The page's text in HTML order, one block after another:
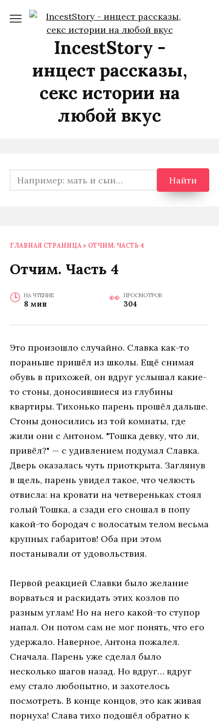
содержанию
IncestStory -
инцест рассказы,
секс истории на
любой вкус
Search
for:
Найти
ГЛАВНАЯ СТРАНИЦА » ОТЧИМ. ЧАСТЬ 4
Отчим. Часть 4
НА ЧТЕНИЕ
8 мин
ПРОСМОТРОВ
304
Это произошло случайно. Славка как-то
пораньше пришёл из школы. Ещё снимая
обувь в прихожей, он вдруг услышал какие-
то стоны, доносившиеся из глубины
квартиры. Тихонько парень прошёл дальше.
Стоны доносились из той комнаты, где
жили они с Антоном. "Тошка девку, что ли,
привёл?" — с удивлением подумал Славка.
Дверь оказалась чуть приоткрыта. Заглянув
в щель, парень увидел такое, что челюсть
отвисла: на кровати на четвереньках стоял
голый Тошка, а сзади его сношал в попу
какой-то бородач с волосатым телом весьма
крупных габаритов! Оба при этом
постанывали от удовольствия.
Первой реакцией Славки было желание
ворваться и раскидать этих козлов по
разным углам! Но на него какой-то ступор
напал. Он потом сам не мог понять, что его
удержало. Наверное, Антона пожалел.
Сначала. Парень уже сделал было
несколько шагов назад. Но вдруг… вдруг
ему стало любопытно, и захотелось
посмотреть. В конце концов, это как живая
порнуха! Слава тихо подошёл обратно к